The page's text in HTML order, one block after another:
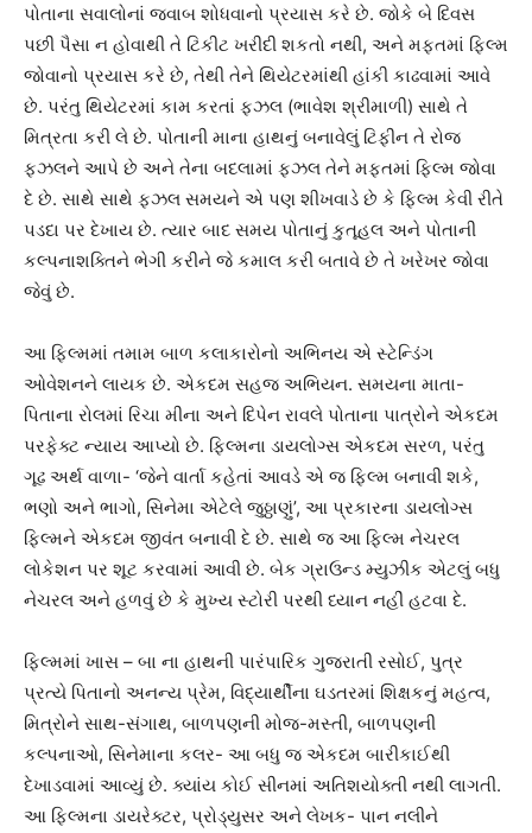
પોતાના સવાલોનાં જવાબ શોધવાનો પ્રયાસ કરે છે. જોકે બે દિવસ
પછી પૈસા ન હોવાથી તે ટિકીટ ખરીદી શકતો નથી, અને મફતમાં ફિલ્મ
જોવાનો પ્રયાસ કરે છે, તેથી તેને થિયેટરમાંથી હાંકી કાઢવામાં આવે
છે. પરંતુ થિયેટરમાં કામ કરતાં ફઝલ (ભાવેશ શ્રીમાળી) સાથે તે
મિત્રતા કરી લે છે. પોતાની માના હાથનું બનાવેલું ટિફીન તે રોજ
ફઝલને આપે છે અને તેના બદલામાં ફઝલ તેને મફતમાં ફિલ્મ જોવા
દે છે. સાથે સાથે ફઝલ સમયને એ પણ શીખવાડે છે કે ફિલ્મ કેવી રીતે
પડદા પર દેખાય છે. ત્યાર બાદ સમય પોતાનું કુતૂહલ અને પોતાની
કલ્પનાશક્તિને ભેગી કરીને જે કમાલ કરી બતાવે છે તે ખરેખર જોવા
જેવું છે.
આ ફિલ્મમાં તમામ બાળ કલાકારોનો અભિનય એ સ્ટેન્ડિંગ
ઓવેશનને લાયક છે. એકદમ સહજ અભિયન. સમયના માતા-
પિતાના રોલમાં રિચા મીના અને દિપેન રાવલે પોતાના પાત્રોને એકદમ
પરફેક્ટ ન્યાય આપ્યો છે. ફિલ્મના ડાયલોગ્સ એકદમ સરળ, પરંતુ
ગૂઢ અર્થ વાળા- ‘જેને વાર્તા કહેતાં આવડે એ જ ફિલ્મ બનાવી શકે,
ભણો અને ભાગો, સિનેમા એટેલે જુઠ્ઠાણું’, આ પ્રકારના ડાયલોગ્સ
ફિલ્મને એકદમ જીવંત બનાવી દે છે. સાથે જ આ ફિલ્મ નેચરલ
લોકેશન પર શૂટ કરવામાં આવી છે. બેક ગ્રાઉન્ડ મ્યુઝીક એટલું બધુ
નેચરલ અને હળવું છે કે મુખ્ય સ્ટોરી પરથી ધ્યાન નહીં હટવા દે.
ફિલ્મમાં ખાસ – બા ના હાથની પારંપારિક ગુજરાતી રસોઈ, પુત્ર
પ્રત્યે પિતાનો અનન્ય પ્રેમ, વિદ્યાર્થીના ઘડતરમાં શિક્ષકનું મહત્વ,
મિત્રોને સાથ-સંગાથ, બાળપણની મોજ-મસ્તી, બાળપણની
કલ્પનાઓ, સિનેમાના કલર- આ બધુ જ એકદમ બારીકાઈથી
દેખાડવામાં આવ્યું છે. ક્યાંય કોઈ સીનમાં અતિશયોક્તી નથી લાગતી.
આ ફિલ્મના ડાયરેક્ટર, પ્રોડ્યુસર અને લેખક- પાન નલીને